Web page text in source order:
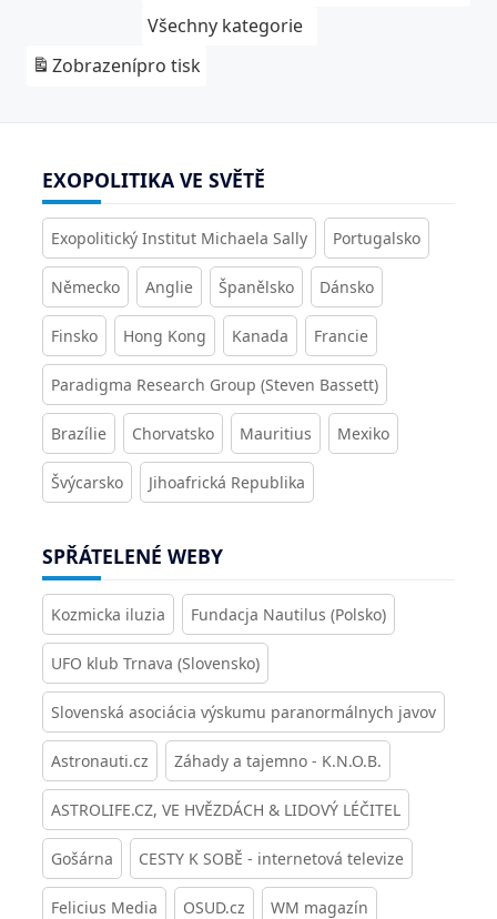
Všechny kategorie
Zobrazenípro tisk
EXOPOLITIKA VE SVĚTĚ
Exopolitický Institut Michaela Sally Portugalsko
Německo Anglie Španělsko Dánsko
Finsko Hong Kong Kanada Francie
Paradigma Research Group (Steven Bassett)
Brazílie Chorvatsko Mauritius Mexiko
Švýcarsko Jihoafrická Republika
SPŘÁTELENÉ WEBY
Kozmicka iluzia Fundacja Nautilus (Polsko)
UFO klub Trnava (Slovensko)
Slovenská asociácia výskumu paranormálnych javov
Astronauti.cz Záhady a tajemno - K.N.O.B.
ASTROLIFE.CZ, VE HVĚZDÁCH & LIDOVÝ LÉČITEL
Gošárna CESTY K SOBĚ - internetová televize
Felicius Media OSUD.cz WM magazín